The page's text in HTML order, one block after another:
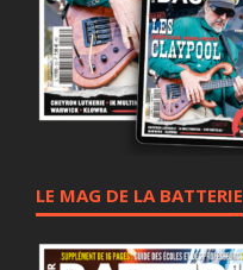
LE MAG DE LA BATTERIE